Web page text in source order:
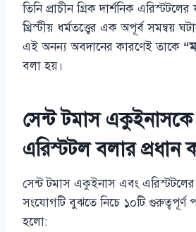
তিনি প্রাচীন গ্রিক দার্শনিক
খ্রিস্টীয় ধর্মতত্ত্বের এক অপূর্ব সমন্বয়
এই অনন্য অবদানের কারণেই তাকে
বলা হয়।
সেন্ট টমাস
এরিস্টটল বলার প্রধান
সেন্ট টমাস একুইনাস এবং এরিস্টটলের
সংযোগটি বুঝতে নিচে ১০টি
হলো: